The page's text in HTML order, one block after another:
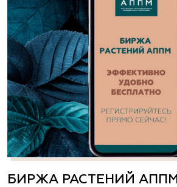
БИРЖА РАСТЕНИЙ АППМ